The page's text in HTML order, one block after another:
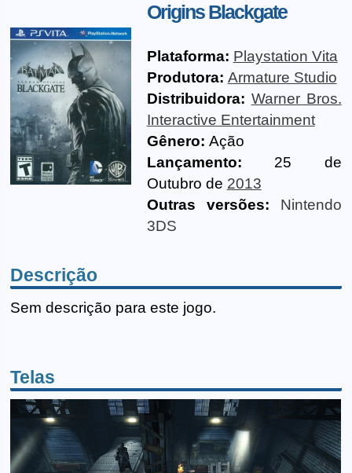
Origins Blackgate
Plataforma: Playstation Vita
Produtora: Armature Studio
Distribuidora: Warner Bros.
Interactive Entertainment
Gênero: Ação
Lançamento: 25 de
Outubro de 2013
Outras versões:
Nintendo
3DS
Descrição
Sem descrição para este jogo.
Telas